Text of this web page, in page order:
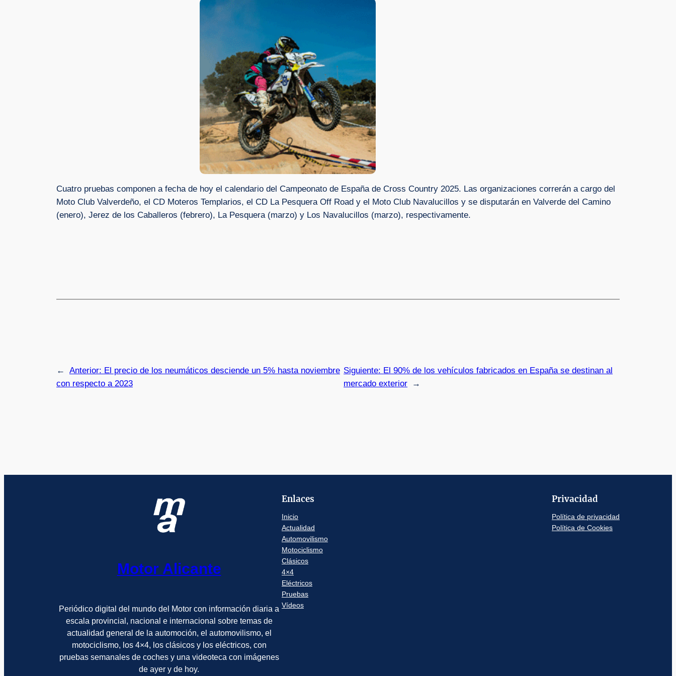
Cuatro pruebas componen a fecha de hoy el calendario del Campeonato de España de Cross Country 2025. Las organizaciones correrán a cargo del
Moto Club Valverdeño, el CD Moteros Templarios, el CD La Pesquera Off Road y el Moto Club Navalucillos y se disputarán en Valverde del Camino
(enero), Jerez de los Caballeros (febrero), La Pesquera (marzo) y Los Navalucillos (marzo), respectivamente.
← Anterior: El precio de los neumáticos desciende un 5% hasta noviembre
con respecto a 2023
Siguiente: El 90% de los vehículos fabricados en España se destinan al
mercado exterior
→
Motor Alicante
Periódico digital del mundo del Motor con información diaria a
escala provincial, nacional e internacional sobre temas de
actualidad general de la automoción, el automovilismo, el
motociclismo, los 4×4, los clásicos y los eléctricos, con
pruebas semanales de coches y una videoteca con imágenes
de ayer y de hoy.
Enlaces
Inicio
Actualidad
Automovilismo
Motociclismo
Clásicos
4×4
Eléctricos
Pruebas
Vídeos
Privacidad
Política de privacidad
Política de Cookies